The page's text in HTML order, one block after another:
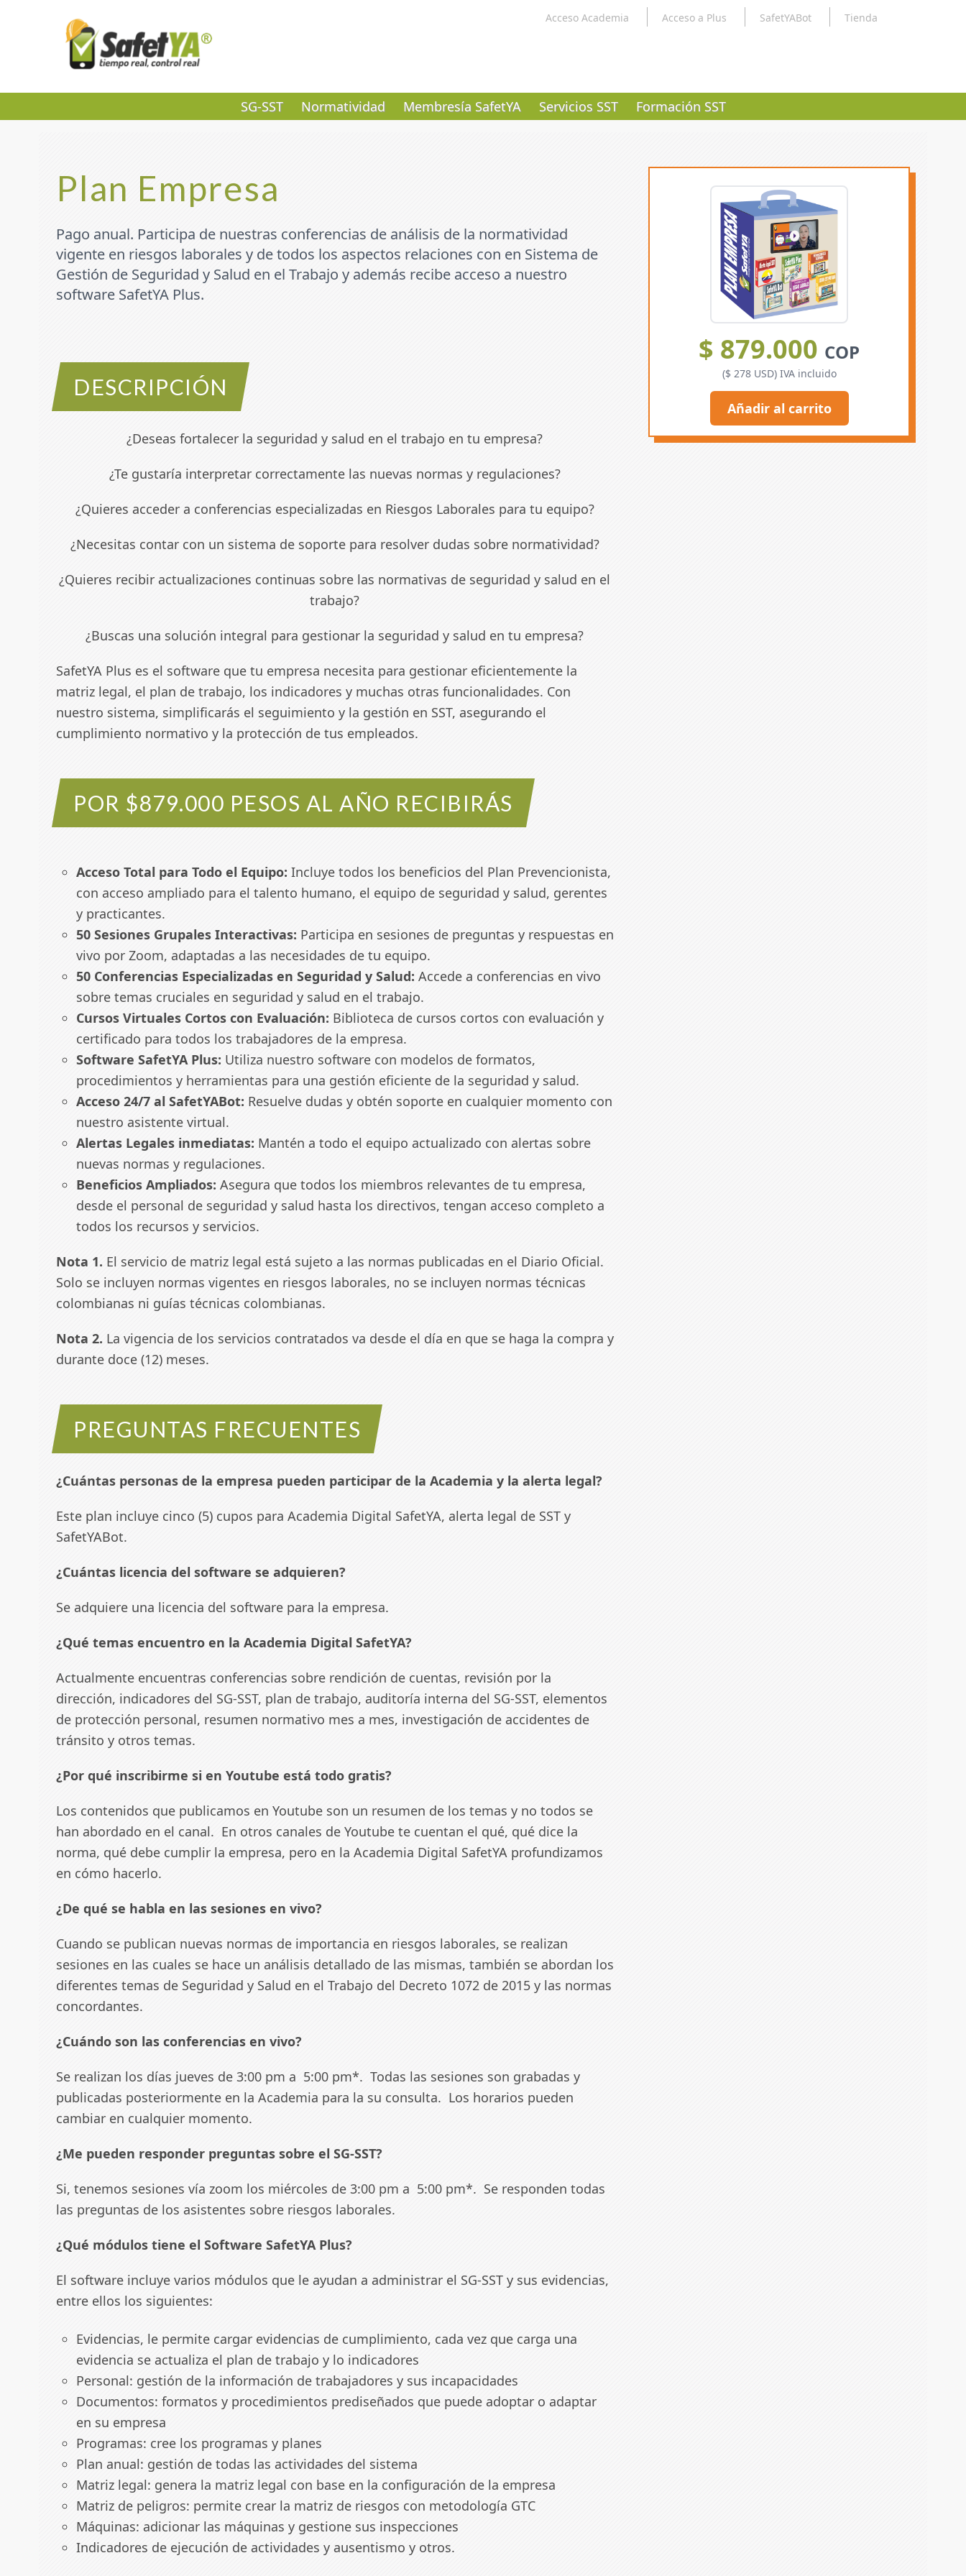
Acceso Academia Acceso a Plus SafetYABot Tienda
SG-SST Normatividad Membresía SafetYA Servicios SST Formación SST
Plan Empresa
Pago anual. Participa de nuestras conferencias de análisis de la normatividad
vigente en riesgos laborales y de todos los aspectos relaciones con en Sistema de
Gestión de Seguridad y Salud en el Trabajo y además recibe acceso a nuestro
software SafetYA Plus.
DESCRIPCIÓN
¿Deseas fortalecer la seguridad y salud en el trabajo en tu empresa?
¿Te gustaría interpretar correctamente las nuevas normas y regulaciones?
¿Quieres acceder a conferencias especializadas en Riesgos Laborales para tu equipo?
¿Necesitas contar con un sistema de soporte para resolver dudas sobre normatividad?
¿Quieres recibir actualizaciones continuas sobre las normativas de seguridad y salud en el
trabajo?
¿Buscas una solución integral para gestionar la seguridad y salud en tu empresa?
SafetYA Plus es el software que tu empresa necesita para gestionar eficientemente la
matriz legal, el plan de trabajo, los indicadores y muchas otras funcionalidades. Con
nuestro sistema, simplificarás el seguimiento y la gestión en SST, asegurando el
cumplimiento normativo y la protección de tus empleados.
POR $879.000 PESOS AL AÑO RECIBIRÁS
Acceso Total para Todo el Equipo: Incluye todos los beneficios del Plan Prevencionista,
con acceso ampliado para el talento humano, el equipo de seguridad y salud, gerentes
y practicantes.
50 Sesiones Grupales Interactivas: Participa en sesiones de preguntas y respuestas en
vivo por Zoom, adaptadas a las necesidades de tu equipo.
50 Conferencias Especializadas en Seguridad y Salud: Accede a conferencias en vivo
sobre temas cruciales en seguridad y salud en el trabajo.
Cursos Virtuales Cortos con Evaluación: Biblioteca de cursos cortos con evaluación y
certificado para todos los trabajadores de la empresa.
Software SafetYA Plus: Utiliza nuestro software con modelos de formatos,
procedimientos y herramientas para una gestión eficiente de la seguridad y salud.
Acceso 24/7 al SafetYABot: Resuelve dudas y obtén soporte en cualquier momento con
nuestro asistente virtual.
Alertas Legales inmediatas: Mantén a todo el equipo actualizado con alertas sobre
nuevas normas y regulaciones.
Beneficios Ampliados: Asegura que todos los miembros relevantes de tu empresa,
desde el personal de seguridad y salud hasta los directivos, tengan acceso completo a
todos los recursos y servicios.
Nota 1. El servicio de matriz legal está sujeto a las normas publicadas en el Diario Oficial.
Solo se incluyen normas vigentes en riesgos laborales, no se incluyen normas técnicas
colombianas ni guías técnicas colombianas.
Nota 2. La vigencia de los servicios contratados va desde el día en que se haga la compra y
durante doce (12) meses.
PREGUNTAS FRECUENTES
¿Cuántas personas de la empresa pueden participar de la Academia y la alerta legal?
Este plan incluye cinco (5) cupos para Academia Digital SafetYA, alerta legal de SST y
SafetYABot.
¿Cuántas licencia del software se adquieren?
Se adquiere una licencia del software para la empresa.
¿Qué temas encuentro en la Academia Digital SafetYA?
Actualmente encuentras conferencias sobre rendición de cuentas, revisión por la
dirección, indicadores del SG-SST, plan de trabajo, auditoría interna del SG-SST, elementos
de protección personal, resumen normativo mes a mes, investigación de accidentes de
tránsito y otros temas.
¿Por qué inscribirme si en Youtube está todo gratis?
Los contenidos que publicamos en Youtube son un resumen de los temas y no todos se
han abordado en el canal. En otros canales de Youtube te cuentan el qué, qué dice la
norma, qué debe cumplir la empresa, pero en la Academia Digital SafetYA profundizamos
en cómo hacerlo.
¿De qué se habla en las sesiones en vivo?
Cuando se publican nuevas normas de importancia en riesgos laborales, se realizan
sesiones en las cuales se hace un análisis detallado de las mismas, también se abordan los
diferentes temas de Seguridad y Salud en el Trabajo del Decreto 1072 de 2015 y las normas
concordantes.
¿Cuándo son las conferencias en vivo?
Se realizan los días jueves de 3:00 pm a 5:00 pm*. Todas las sesiones son grabadas y
publicadas posteriormente en la Academia para la su consulta. Los horarios pueden
cambiar en cualquier momento.
¿Me pueden responder preguntas sobre el SG-SST?
Si, tenemos sesiones vía zoom los miércoles de 3:00 pm a 5:00 pm*. Se responden todas
las preguntas de los asistentes sobre riesgos laborales.
¿Qué módulos tiene el Software SafetYA Plus?
El software incluye varios módulos que le ayudan a administrar el SG-SST y sus evidencias,
entre ellos los siguientes:
Evidencias, le permite cargar evidencias de cumplimiento, cada vez que carga una
evidencia se actualiza el plan de trabajo y lo indicadores
Personal: gestión de la información de trabajadores y sus incapacidades
Documentos: formatos y procedimientos prediseñados que puede adoptar o adaptar
en su empresa
Programas: cree los programas y planes
Plan anual: gestión de todas las actividades del sistema
Matriz legal: genera la matriz legal con base en la configuración de la empresa
Matriz de peligros: permite crear la matriz de riesgos con metodología GTC
Máquinas: adicionar las máquinas y gestione sus inspecciones
Indicadores de ejecución de actividades y ausentismo y otros.
$ 879.000 COP
($ 278 USD) IVA incluido
Añadir al carrito